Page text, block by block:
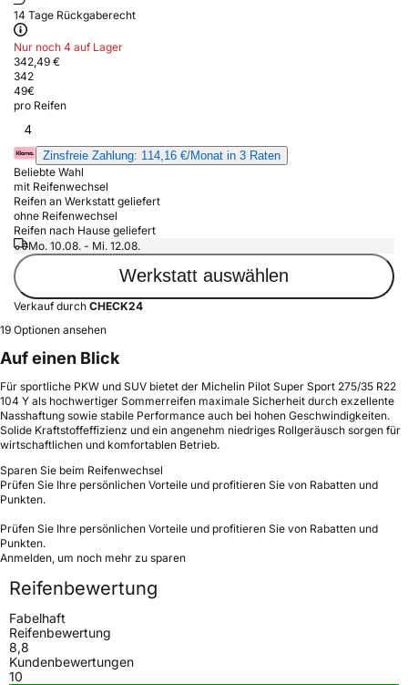
14 Tage Rückgaberecht
Nur noch 4 auf Lager
342,49 €
342
49€
pro Reifen
4
Zinsfreie Zahlung: 114,16 €/Monat in 3 Raten
Beliebte Wahl
mit Reifenwechsel
Reifen an Werkstatt geliefert
ohne Reifenwechsel
Reifen nach Hause geliefert
Mo. 10.08. - Mi. 12.08.
Werkstatt auswählen
Verkauf durch CHECK24
19 Optionen ansehen
Auf einen Blick
Für sportliche PKW und SUV bietet der Michelin Pilot Super Sport 275/35 R22
104 Y als hochwertiger Sommerreifen maximale Sicherheit durch exzellente
Nasshaftung sowie stabile Performance auch bei hohen Geschwindigkeiten.
Solide Kraftstoffeffizienz und ein angenehm niedriges Rollgeräusch sorgen für
wirtschaftlichen und komfortablen Betrieb.
Sparen Sie beim Reifenwechsel
Prüfen Sie Ihre persönlichen Vorteile und profitieren Sie von Rabatten und
Punkten.
Prüfen Sie Ihre persönlichen Vorteile und profitieren Sie von Rabatten und
Punkten.
Anmelden, um noch mehr zu sparen
Reifenbewertung
Fabelhaft
Reifenbewertung
8,8
Kundenbewertungen
10